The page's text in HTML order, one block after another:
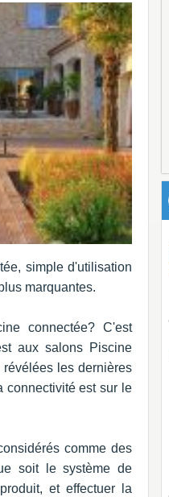
simple d'utilisation
marquantes.
connectée? C'est
aux salons Piscine
les dernières
connectivité est sur le
comme des
soit le système de
et effectuer la